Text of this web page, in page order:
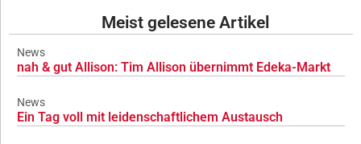
Meist gelesene Artikel
News
nah & gut Allison: Tim Allison übernimmt Edeka-Markt
News
Ein Tag voll mit leidenschaftlichem Austausch